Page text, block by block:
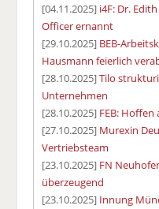
[04.11.2025] i4F: Dr.
Officer ernannt
[29.10.2025] BEB-
Hausmann feierlich
[28.10.2025]Tilo
Unternehmen
[28.10.2025] FEB: Hoffen
[27.10.2025] Murexin
Vertriebsteam
[23.10.2025] FN
überzeugend
[23.10.2025] Innung